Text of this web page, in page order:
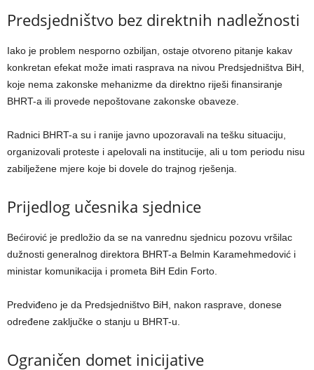
Predsjedništvo bez direktnih nadležnosti
Iako je problem nesporno ozbiljan, ostaje otvoreno pitanje kakav
konkretan efekat može imati rasprava na nivou Predsjedništva BiH,
koje nema zakonske mehanizme da direktno riješi finansiranje
BHRT-a ili provede nepoštovane zakonske obaveze.
Radnici BHRT-a su i ranije javno upozoravali na tešku situaciju,
organizovali proteste i apelovali na institucije, ali u tom periodu nisu
zabilježene mjere koje bi dovele do trajnog rješenja.
Prijedlog učesnika sjednice
Bećirović je predložio da se na vanrednu sjednicu pozovu vršilac
dužnosti generalnog direktora BHRT-a Belmin Karamehmedović i
ministar komunikacija i prometa BiH Edin Forto.
Predviđeno je da Predsjedništvo BiH, nakon rasprave, donese
određene zaključke o stanju u BHRT-u.
Ograničen domet inicijative